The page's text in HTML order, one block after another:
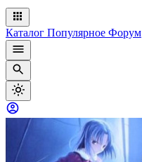
Каталог Популярное Форум